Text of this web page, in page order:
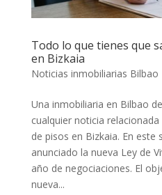
Todo lo que tienes que
en Bizkaia
Noticias inmobiliarias Bilbao
Una inmobiliaria en Bilbao
cualquier noticia
de pisos en Bizkaia. En este
anunciado la nueva Ley de
año de negociaciones. El
nueva...